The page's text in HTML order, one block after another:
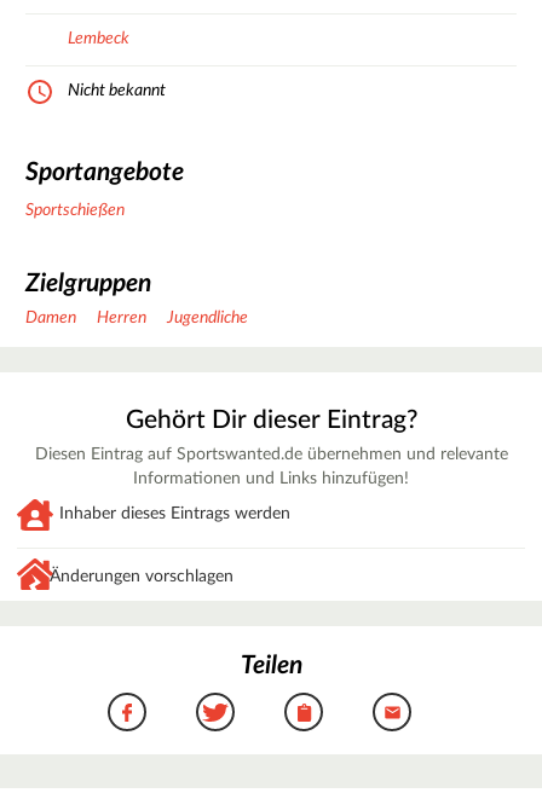
Lembeck
Nicht bekannt
Sportangebote
Sportschießen
Zielgruppen
Damen Herren Jugendliche
Gehört Dir dieser Eintrag?
Diesen Eintrag auf Sportswanted.de übernehmen und relevante
Informationen und Links hinzufügen!
Inhaber dieses Eintrags werden
Änderungen vorschlagen
Teilen